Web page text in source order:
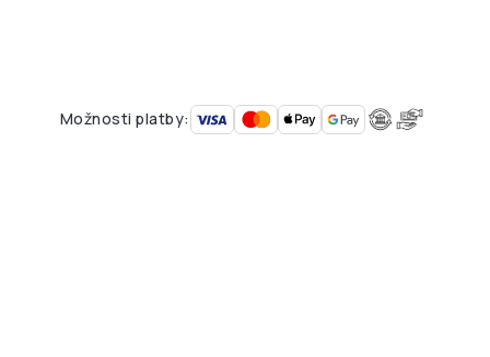
Možnosti platby: